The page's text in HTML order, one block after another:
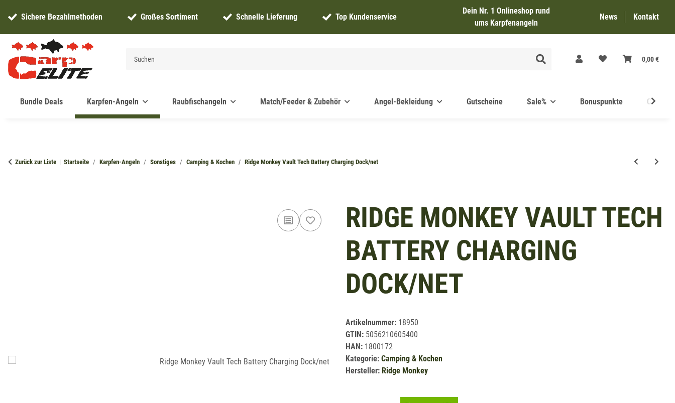
Sichere Bezahlmethoden Großes Sortiment Schnelle Lieferung Top Kundenservice
Dein Nr. 1 Onlineshop rund
ums Karpfenangeln
News Kontakt
0,00 €
Bundle Deals Karpfen-Angeln Raubfischangeln Match/Feeder & Zubehör Angel-Bekleidung Gutscheine Sale% Bonuspunkte Carp
Zurück zur Liste Startseite Karpfen-Angeln Sonstiges Camping & Kochen Ridge Monkey Vault Tech Battery Charging Dock/net
RIDGE MONKEY VAULT TECH
BATTERY CHARGING
DOCK/NET
Artikelnummer: 18950
GTIN: 5056210605400
HAN: 1800172
Kategorie: Camping & Kochen
Hersteller: Ridge Monkey